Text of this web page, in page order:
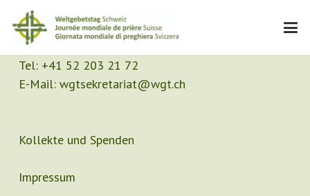
Kontakt
Sekretariat
Tel: +41 52 203 21 72
E-Mail: wgtsekretariat@wgt.ch
Kollekte und Spenden
Impressum